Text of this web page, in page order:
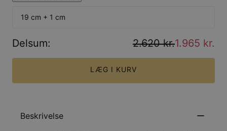
19 cm + 1 cm
Delsum: 2.620 kr.1.965 kr.
LÆG I KURV
Beskrivelse